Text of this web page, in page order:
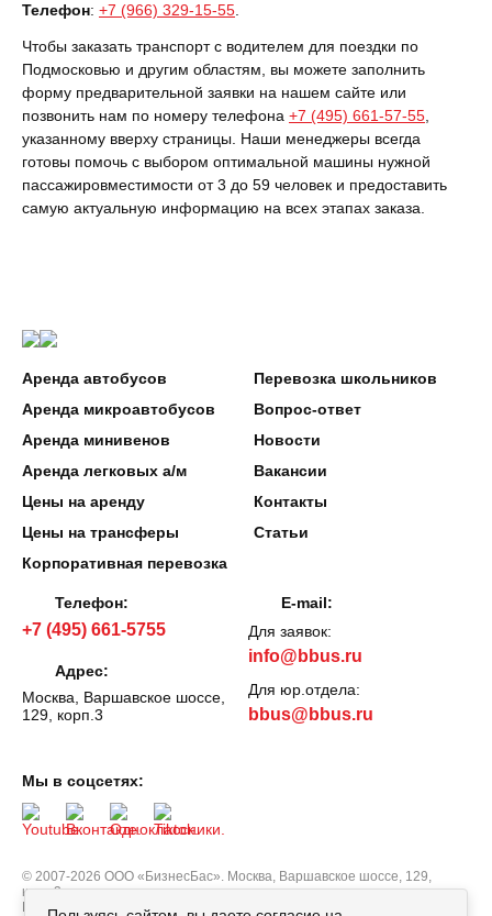
Телефон: +7 (966) 329-15-55
Чтобы заказать транспорт с водителем для поездки по
Подмосковью и другим областям, вы можете заполнить
форму предварительной заявки на нашем сайте или
позвонить нам по номеру телефона +7 (495) 661-57-55
указанному вверху страницы. Наши менеджеры всегда
готовы помочь с выбором оптимальной машины нужной
пассажировместимости от 3 до 59 человек и предоставить
самую актуальную информацию на всех этапах заказа.
Аренда автобусов
Аренда микроавтобусов
Аренда минивенов
Аренда легковых а/м
Цены на аренду
Цены на трансферы
Корпоративная перевозка
Перевозка школьников
Вопрос-ответ
Новости
Вакансии
Контакты
Статьи
Телефон:
+7 (495) 661-5755
Адрес:
Москва, Варшавское шоссе,
129, корп.3
E-mail:
Для заявок:
info@bbus.ru
Для юр.отдела:
bbus@bbus.ru
© 2007-2026 ООО «БизнесБас». Москва, Варшавское шоссе, 129,
корп.3.
Все права защищены.
Мы в соцсетях: